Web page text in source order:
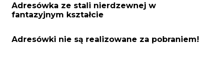
Adresówka ze stali nierdzewnej w
fantazyjnym kształcie
Adresówki nie są realizowane za pobraniem!